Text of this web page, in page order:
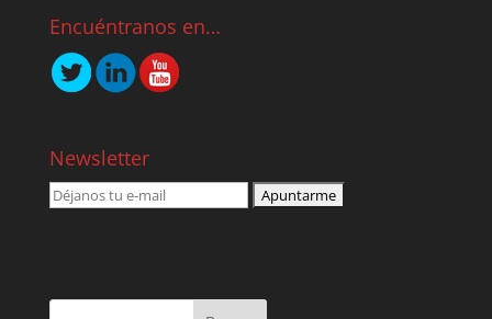
Encuéntranos en…
Newsletter